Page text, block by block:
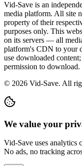
Vid-Save is an
media platform. All site
property of their
purposes only. This
on its servers — all
platform's CDN to your
use downloaded
permission to download.
© 2026 Vid-Save. All
We value your
Vid-Save uses analytics
No ads, no tracking